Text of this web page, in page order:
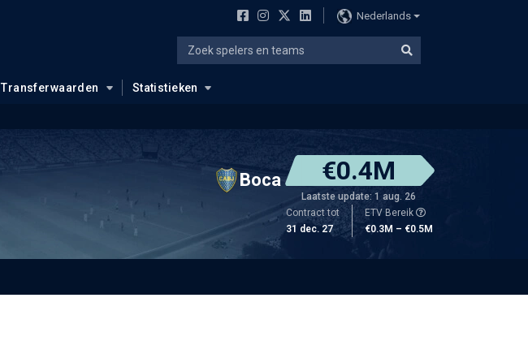
Nederlands
Transferwaarden Statistieken
Boca €0.4M
Laatste update: 1 aug. 26
Contract tot
31 dec. 27
ETV Bereik
€0.3M – €0.5M